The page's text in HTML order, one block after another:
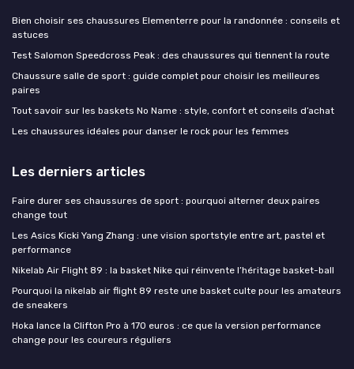
Bien choisir ses chaussures Elementerre pour la randonnée : conseils et
astuces
Test Salomon Speedcross Peak : des chaussures qui tiennent la route
Chaussure salle de sport : guide complet pour choisir les meilleures
paires
Tout savoir sur les baskets No Name : style, confort et conseils d’achat
Les chaussures idéales pour danser le rock pour les femmes
Les derniers articles
Faire durer ses chaussures de sport : pourquoi alterner deux paires
change tout
Les Asics Kicki Yang Zhang : une vision sportstyle entre art, pastel et
performance
Nikelab Air Flight 89 : la basket Nike qui réinvente l’héritage basket-ball
Pourquoi la nikelab air flight 89 reste une basket culte pour les amateurs
de sneakers
Hoka lance la Clifton Pro à 170 euros : ce que la version performance
change pour les coureurs réguliers